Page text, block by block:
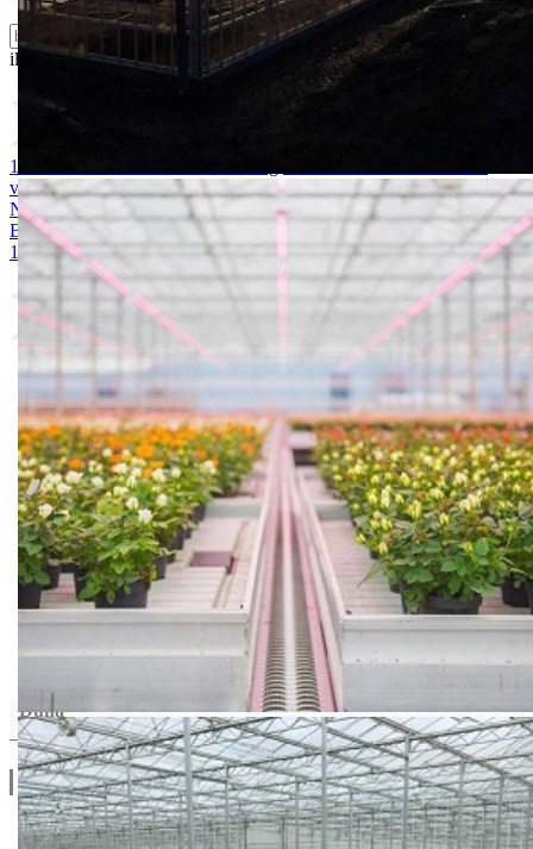
ili probajte naprednu: pretragu
1. MAGNEZIJUM SULFAT 25kg
vodotopivi 25kg 3. KALIJUM SULFAT 25kg 4. KALCIJUM
NITRAT 25kg
5. ARDENDO 6. BIG BEEF 7. Acoustic 1l
8.
Bely acid 15-10-25 + 2MgO+ Me 25kg
9. BUCHAREST 2500S
10. CINKOSAN
Duna
Drugi Proizvodi od Duna
Linkovi
O Nama